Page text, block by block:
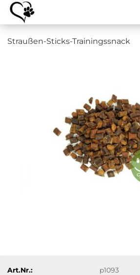
Straußen-Sticks-Trainingssnack
Art.Nr.:
p1093